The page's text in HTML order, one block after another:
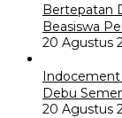
Bertepatan
Beasiswa
20 Agustus
Indocement
Debu
20 Agustus